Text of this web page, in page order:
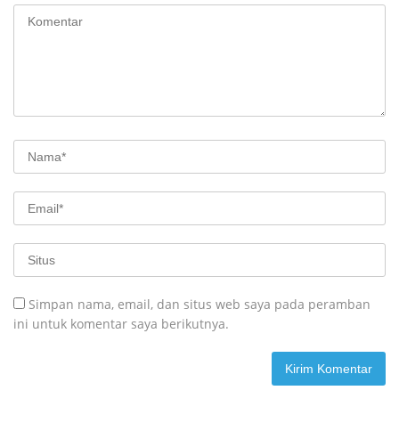
Simpan nama, email, dan situs web saya pada peramban
ini untuk komentar saya berikutnya.